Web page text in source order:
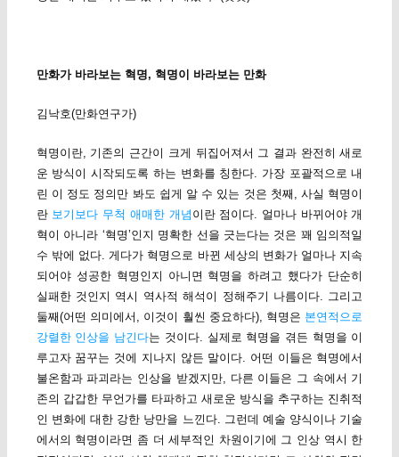
만화가 바라보는 혁명, 혁명이 바라보는 만화
김낙호(만화연구가)
혁명이란, 기존의 근간이 크게 뒤집어져서 그 결과 완전히 새로
운 방식이 시작되도록 하는 변화를 칭한다. 가장 포괄적으로 내
린 이 정도 정의만 봐도 쉽게 알 수 있는 것은 첫째, 사실 혁명이
란 보기보다 무척 애매한 개념 이란 점이다. 얼마나 바뀌어야 개
혁이 아니라 ‘혁명’인지 명확한 선을 긋는다는 것은 꽤 임의적일
수 밖에 없다. 게다가 혁명으로 바뀐 세상의 변화가 얼마나 지속
되어야 성공한 혁명인지 아니면 혁명을 하려고 했다가 단순히
실패한 것인지 역시 역사적 해석이 정해주기 나름이다. 그리고
둘째(어떤 의미에서, 이것이 훨씬 중요하다), 혁명은 본연적으로
강렬한 인상을 남긴다는 것이다. 실제로 혁명을 겪든 혁명을 이
루고자 꿈꾸는 것에 지나지 않든 말이다. 어떤 이들은 혁명에서
불온함과 파괴라는 인상을 받겠지만, 다른 이들은 그 속에서 기
존의 갑갑한 무언가를 타파하고 새로운 방식을 추구하는 진취적
인 변화에 대한 강한 낭만을 느낀다. 그런데 예술 양식이나 기술
에서의 혁명이라면 좀 더 세부적인 차원이기에 그 인상 역시 한